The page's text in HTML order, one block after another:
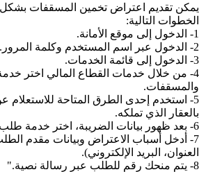
يمكن تقديم اعتراض تخمين المسقفات بشكل
الخطوات التالية:
1- الدخول إلى موقع الأمانة.
2- الدخول عبر اسم المستخدم وكلمة المرور.
3- الدخول إلى قائمة الخدمات.
4- من خلال خدمات القطاع المالي اختر خدمة
والمسقفات.
5- استخدم إحدى الطرق المتاحة للاستعلام
بالعقار الذي تملكه.
6- بعد ظهور بيانات الضريبة، اختر خدمة طلب اعتراض على التخمين.
7- أدخل أسباب الاعتراض وبيانات مقدم
العنوان، البريد الإلكتروني).
8- يتم منحك رقم للطلب عبر رسالة نصية."